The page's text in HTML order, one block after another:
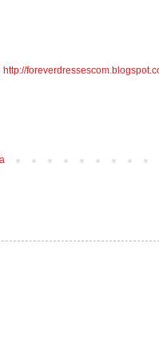
http://